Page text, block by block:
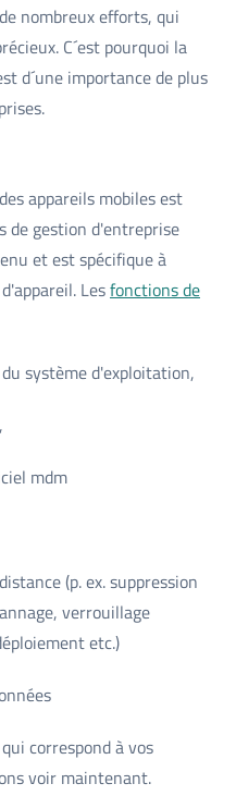
nombreux efforts, qui
C´est pourquoi la
d´une importance de plus
appareils mobiles est
de gestion d'entreprise
et est spécifique à
Lesfonctions de
système d'exploitation,
mdm
(p. ex. suppression
verrouillage
etc.)
correspond à vos
voir maintenant.